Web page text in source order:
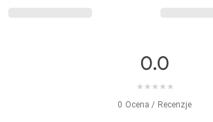
0.0
★ ★ ★ ★ ★
0 Ocena / Recenzje